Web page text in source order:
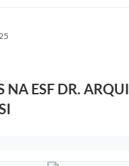
NA ESF DR.